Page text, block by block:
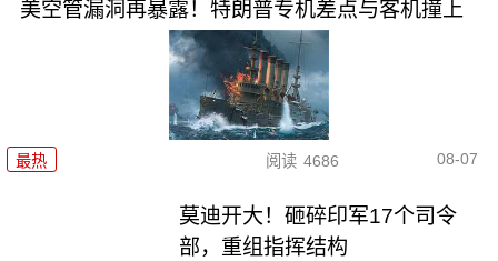
美空管漏洞再暴露！特朗普专机差点与客机撞上
最热 阅读 4686 08-07
莫迪开大！砸碎印军17个司令
部，重组指挥结构